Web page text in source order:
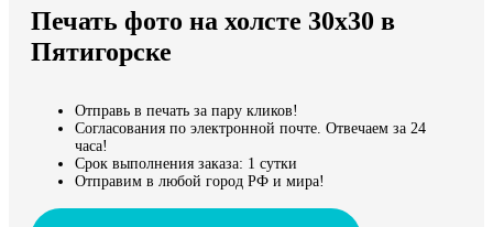
Мы доставляем по всему миру
Продолжить без города
Печать фото на холсте 30х30 в
Пятигорске
Отправь в печать за пару кликов!
Согласования по электронной почте. Отвечаем за 24
часа!
Срок выполнения заказа: 1 сутки
Отправим в любой город РФ и мира!